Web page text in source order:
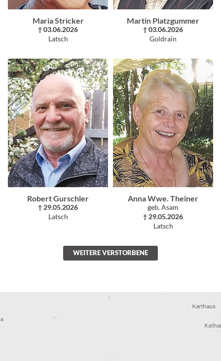
Maria Stricker
† 03.06.2026
Latsch
Martin Platzgummer
† 03.06.2026
Goldrain
Robert Gurschler
† 29.05.2026
Latsch
Anna Wwe. Theiner
geb. Asam
† 29.05.2026
Latsch
WEITERE VERSTORBENE